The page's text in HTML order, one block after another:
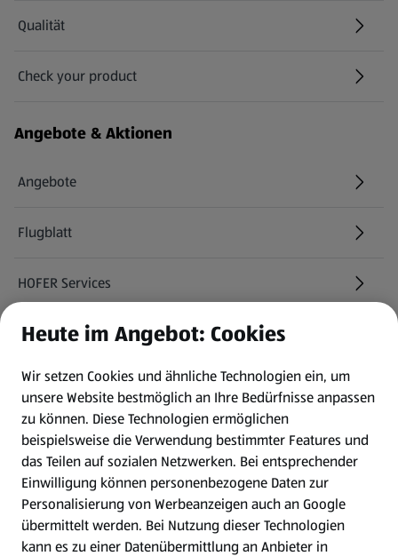
Qualität
Check your product
(öffnet in einem neuen Tab)
Angebote & Aktionen
Angebote
Flugblatt
HOFER Services
Newsletter
WhatsApp
Gewinnspiele
Mein HOFER. Meine Einkäufe.
Meine Meinung. Mein HOFER.
Heute im Angebot: Cookies
Wir setzen Cookies und ähnliche Technologien ein, um
unsere Website bestmöglich an Ihre Bedürfnisse anpassen
zu können. Diese Technologien ermöglichen
beispielsweise die Verwendung bestimmter Features und
das Teilen auf sozialen Netzwerken. Bei entsprechender
Einwilligung können personenbezogene Daten zur
Personalisierung von Werbeanzeigen auch an Google
übermittelt werden. Bei Nutzung dieser Technologien
kann es zu einer Datenübermittlung an Anbieter in